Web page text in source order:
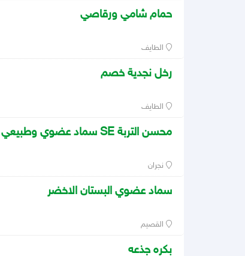
حمام شامي ورقاصي
الطايف
رخل نجدية خصم
الطايف
محسن التربة SE سماد عضوي وطبيعي لقاعدة التربة
نجران
سماد عضوي البستان الاخضر
القصيم
بكره جذعه